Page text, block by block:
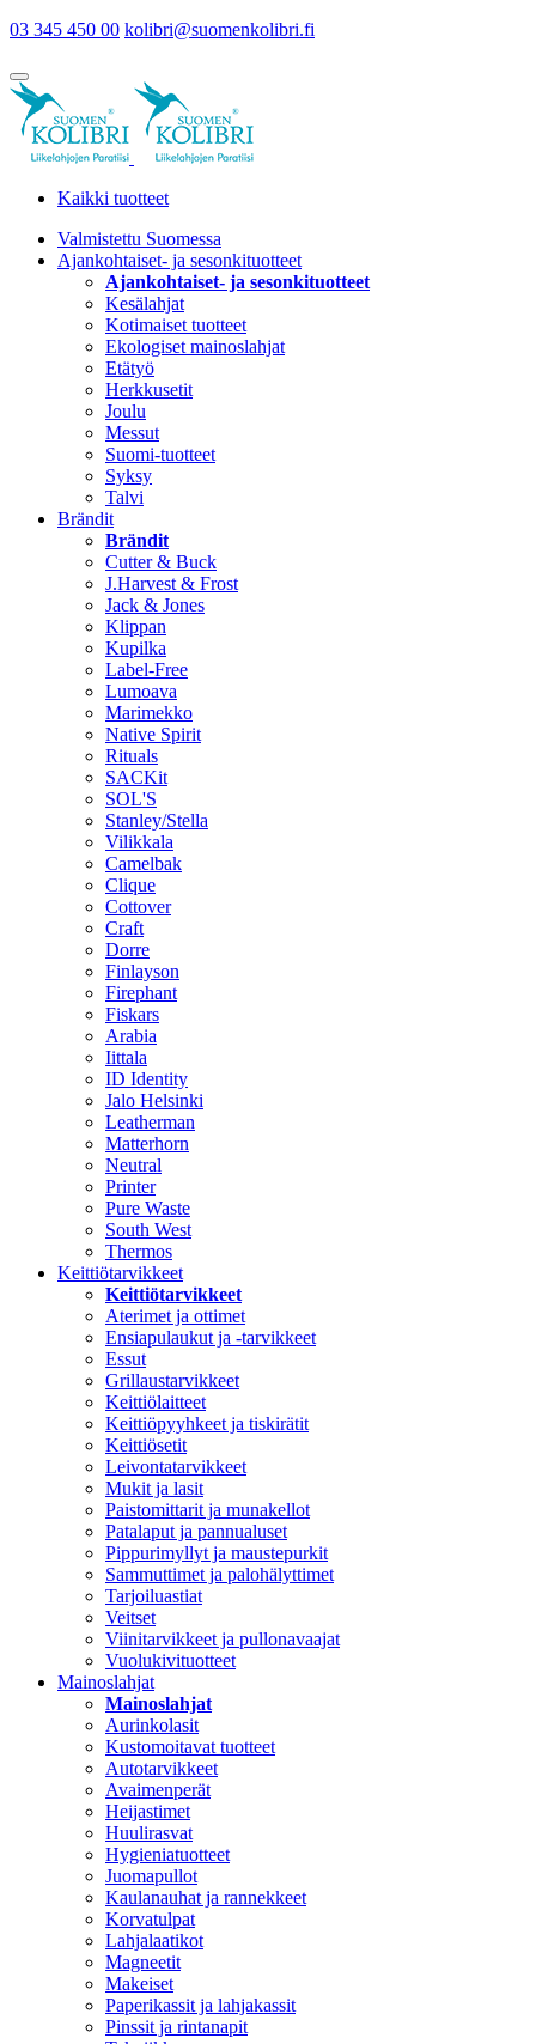
03 345 450 00 kolibri@suomenkolibri.fi
Kaikki tuotteet
Valmistettu Suomessa
Ajankohtaiset- ja sesonkituotteet
Ajankohtaiset- ja sesonkituotteet
Kesälahjat
Kotimaiset tuotteet
Ekologiset mainoslahjat
Etätyö
Herkkusetit
Joulu
Messut
Suomi-tuotteet
Syksy
Talvi
Brändit
Brändit
Cutter & Buck
J.Harvest & Frost
Jack & Jones
Klippan
Kupilka
Label-Free
Lumoava
Marimekko
Native Spirit
Rituals
SACKit
SOL'S
Stanley/Stella
Vilikkala
Camelbak
Clique
Cottover
Craft
Dorre
Finlayson
Firephant
Fiskars
Arabia
Iittala
ID Identity
Jalo Helsinki
Leatherman
Matterhorn
Neutral
Printer
Pure Waste
South West
Thermos
Keittiötarvikkeet
Keittiötarvikkeet
Aterimet ja ottimet
Ensiapulaukut ja -tarvikkeet
Essut
Grillaustarvikkeet
Keittiölaitteet
Keittiöpyyhkeet ja tiskirätit
Keittiösetit
Leivontatarvikkeet
Mukit ja lasit
Paistomittarit ja munakellot
Patalaput ja pannualuset
Pippurimyllyt ja maustepurkit
Sammuttimet ja palohälyttimet
Tarjoiluastiat
Veitset
Viinitarvikkeet ja pullonavaajat
Vuolukivituotteet
Mainoslahjat
Mainoslahjat
Aurinkolasit
Kustomoitavat tuotteet
Autotarvikkeet
Avaimenperät
Heijastimet
Huulirasvat
Hygieniatuotteet
Juomapullot
Kaulanauhat ja rannekkeet
Korvatulpat
Lahjalaatikot
Magneetit
Makeiset
Paperikassit ja lahjakassit
Pinssit ja rintanapit